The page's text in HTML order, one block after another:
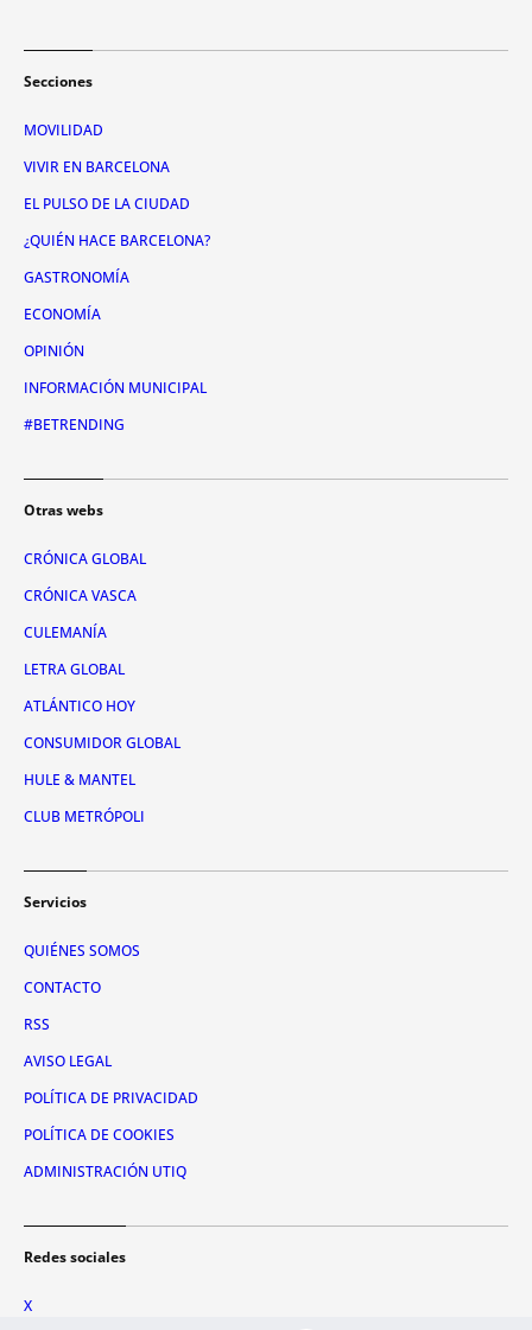
Secciones
MOVILIDAD
VIVIR EN BARCELONA
EL PULSO DE LA CIUDAD
¿QUIÉN HACE BARCELONA?
GASTRONOMÍA
ECONOMÍA
OPINIÓN
INFORMACIÓN MUNICIPAL
#BETRENDING
Otras webs
CRÓNICA GLOBAL
CRÓNICA VASCA
CULEMANÍA
LETRA GLOBAL
ATLÁNTICO HOY
CONSUMIDOR GLOBAL
HULE & MANTEL
CLUB METRÓPOLI
Servicios
QUIÉNES SOMOS
CONTACTO
RSS
AVISO LEGAL
POLÍTICA DE PRIVACIDAD
POLÍTICA DE COOKIES
ADMINISTRACIÓN UTIQ
Redes sociales
X